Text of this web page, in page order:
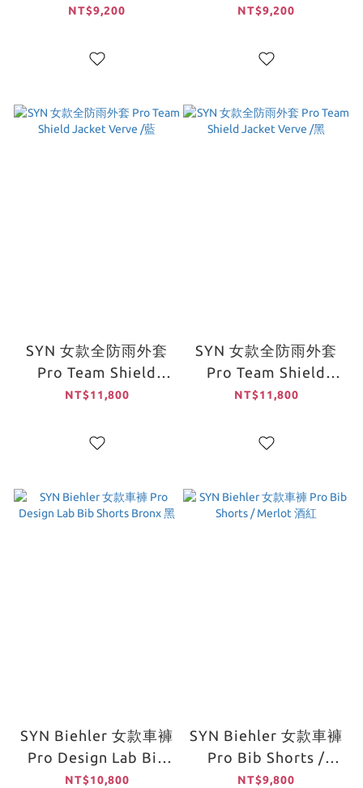
Slick 保暖長袖 /白
NT$9,200
Slick 保暖長袖 /黑
NT$9,200
SYN 女款全防雨外套
Pro Team Shield
Jacket Verve /藍
NT$11,800
SYN 女款全防雨外套
Pro Team Shield
Jacket Verve /黑
NT$11,800
SYN Biehler 女款車褲
Pro Design Lab Bib
Shorts Bronx 黑
NT$10,800
SYN Biehler 女款車褲
Pro Bib Shorts /
Merlot 酒紅
NT$9,800